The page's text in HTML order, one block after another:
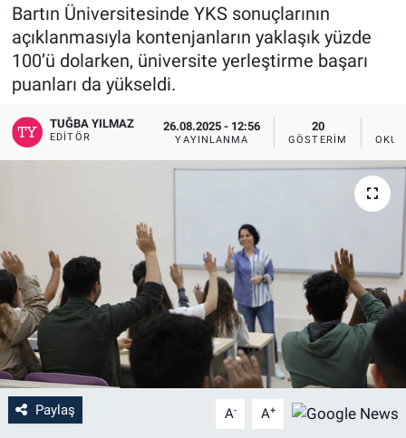
Bartın Üniversitesinde YKS sonuçlarının
açıklanmasıyla kontenjanların yaklaşık yüzde
100’ü dolarken, üniversite yerleştirme başarı
puanları da yükseldi.
TUĞBA YILMAZ
EDITÖR
26.08.2025 - 12:56
YAYINLANMA
20
GÖSTERIM
Paylaş A- A+